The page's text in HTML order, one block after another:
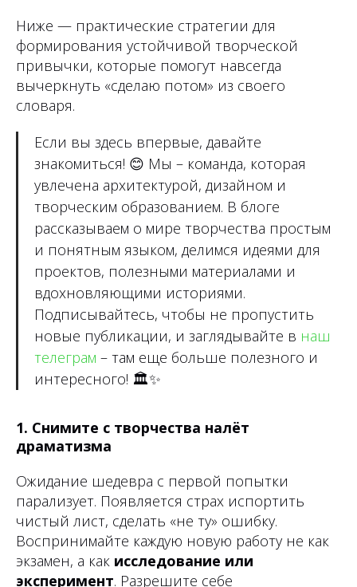
Ниже — практические стратегии для
формирования устойчивой творческой
привычки, которые помогут навсегда
вычеркнуть «сделаю потом» из своего
словаря.
Если вы здесь впервые, давайте
знакомиться! 😊 Мы – команда, которая
увлечена архитектурой, дизайном и
творческим образованием. В блоге
рассказываем о мире творчества простым
и понятным языком, делимся идеями для
проектов, полезными материалами и
вдохновляющими историями.
Подписывайтесь, чтобы не пропустить
новые публикации, и заглядывайте в наш
телеграм – там еще больше полезного и
интересного! 🏛✨
1. Снимите с творчества налёт
драматизма
Ожидание шедевра с первой попытки
парализует. Появляется страх испортить
чистый лист, сделать «не ту» ошибку.
Воспринимайте каждую новую работу не как
экзамен, а как исследование или
эксперимент. Разрешите себе